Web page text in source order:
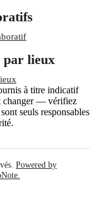
par lieux
à titre indicatif
changer — vérifiez
seuls responsables
Powered by